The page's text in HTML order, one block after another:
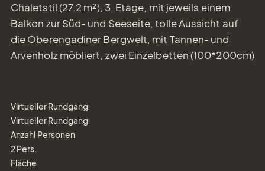
Chaletstil (27.2 m²), 3. Etage, mit jeweils einem
Balkon zur Süd- und Seeseite, tolle Aussicht auf
die Oberengadiner Bergwelt, mit Tannen- und
Arvenholz möbliert, zwei Einzelbetten (100*200cm)
Virtueller Rundgang
Virtueller Rundgang
Anzahl Personen
2Pers.
Fläche